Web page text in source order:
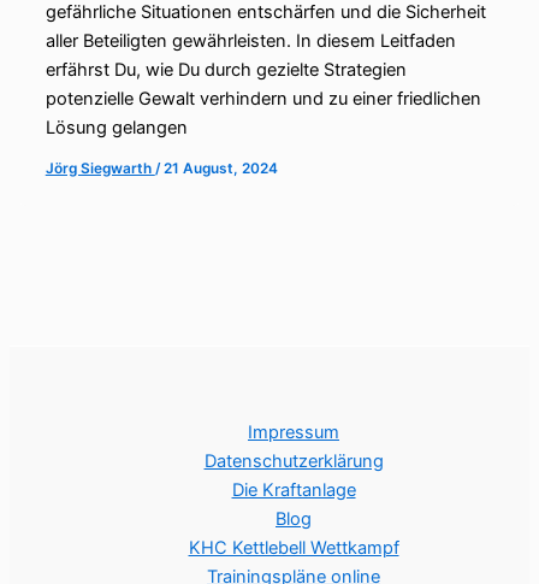
gefährliche Situationen entschärfen und die Sicherheit
aller Beteiligten gewährleisten. In diesem Leitfaden
erfährst Du, wie Du durch gezielte Strategien
potenzielle Gewalt verhindern und zu einer friedlichen
Lösung gelangen
Jörg Siegwarth /21 August, 2024
Impressum
Datenschutzerklärung
Die Kraftanlage
Blog
KHC Kettlebell Wettkampf
Trainingspläne online